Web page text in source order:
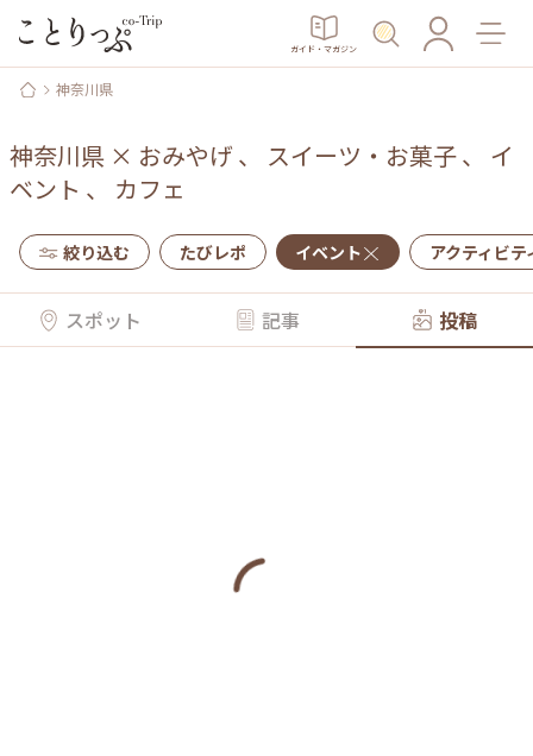
ガイド・マガジン
神奈川県
神奈川県 × おみやげ 、 スイーツ・お菓子、 イ
ベント 、 カフェ
絞り込む たびレポ イベント アクティビテ
スポット 記事 投稿